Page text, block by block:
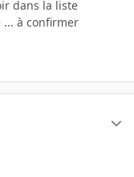
dans la liste
à confirmer